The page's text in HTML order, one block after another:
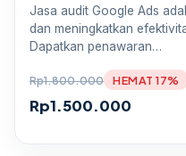
Jasa audit Google Ads
dan meningkatkan
Dapatkan penawaran…
Rp1.800.000
Rp1.500.000
HEMAT 17%